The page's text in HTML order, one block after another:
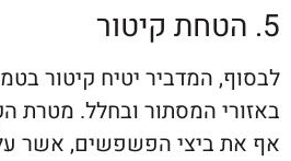
יטיח קיטור
המסתור ובחלל. מטרת הקיטור
הפשפשים, אשר עלולות